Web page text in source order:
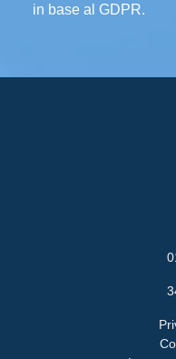
in base al GDPR.